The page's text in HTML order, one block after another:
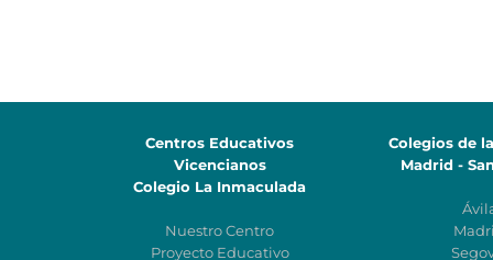
Centros Educativos
Vicencianos
Colegio La Inmaculada
Nuestro Centro
Proyecto Educativo
Colegios de
Madrid -